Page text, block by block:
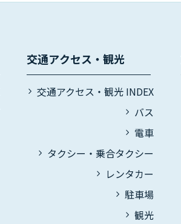
交通アクセス・観光
交通アクセス・観光 INDEX
バス
電車
タクシー・乗合タクシー
レンタカー
駐車場
観光